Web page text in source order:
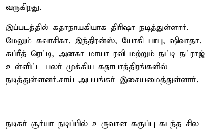
வருகிறது.
இப்படத்தில் கதாநாயகியாக திரிஷா நடித்துள்ளார்.
மேலும் சுவாசிகா, இந்திரன்ஸ், யோகி பாபு, ஷிவாதா,
சுப்ரீத் ரெட்டி, அனகா மாயா ரவி மற்றும் நட்டி நட்ராஜ்
உள்ளிட்ட பலர் முக்கிய கதாபாத்திரங்களில்
நடித்துள்ளனர்.சாய் அபயங்கர் இசையமைத்துள்ளார்.
நடிகர் சூர்யா நடிப்பில் உருவான கருப்பு கடந்த சில